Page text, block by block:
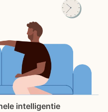
intelligentie